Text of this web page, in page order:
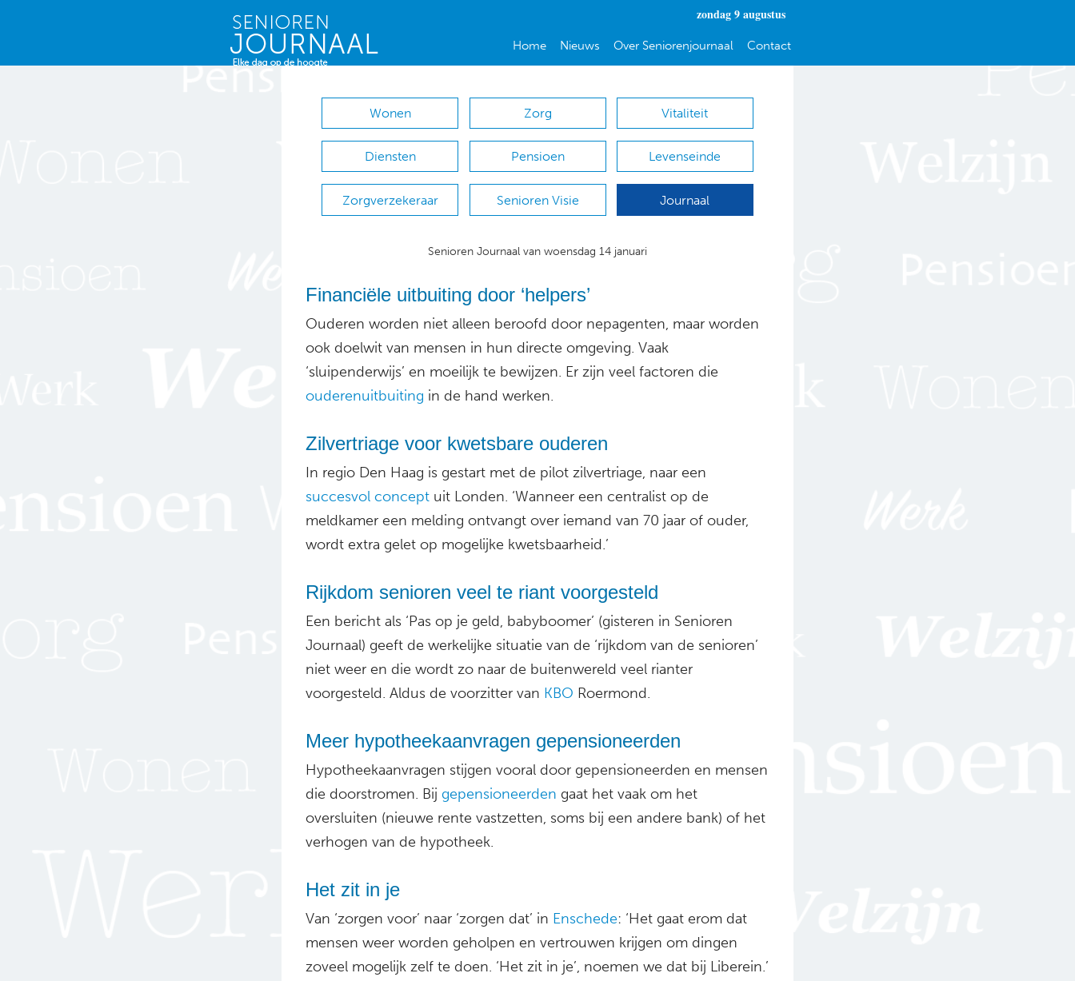
zondag 9 augustus
Home Nieuws Over Seniorenjournaal Contact
Wonen Zorg Vitaliteit
Diensten Pensioen Levenseinde
Zorgverzekeraar Senioren Visie Journaal
Senioren Journaal van woensdag 14 januari
Financiële uitbuiting door ‘helpers’
Ouderen worden niet alleen beroofd door nepagenten, maar worden
ook doelwit van mensen in hun directe omgeving. Vaak
‘sluipenderwijs’ en moeilijk te bewijzen. Er zijn veel factoren die
ouderenuitbuiting in de hand werken.
Zilvertriage voor kwetsbare ouderen
In regio Den Haag is gestart met de pilot zilvertriage, naar een
succesvol concept uit Londen. ‘Wanneer een centralist op de
meldkamer een melding ontvangt over iemand van 70 jaar of ouder,
wordt extra gelet op mogelijke kwetsbaarheid.’
Rijkdom senioren veel te riant voorgesteld
Een bericht als ‘Pas op je geld, babyboomer’ (gisteren in Senioren
Journaal) geeft de werkelijke situatie van de ‘rijkdom van de senioren’
niet weer en die wordt zo naar de buitenwereld veel rianter
voorgesteld. Aldus de voorzitter van KBO Roermond.
Meer hypotheekaanvragen gepensioneerden
Hypotheekaanvragen stijgen vooral door gepensioneerden en mensen
die doorstromen. Bij gepensioneerden gaat het vaak om het
oversluiten (nieuwe rente vastzetten, soms bij een andere bank) of het
verhogen van de hypotheek.
Het zit in je
Van ‘zorgen voor’ naar ‘zorgen dat’ in Enschede: ‘Het gaat erom dat
mensen weer worden geholpen en vertrouwen krijgen om dingen
zoveel mogelijk zelf te doen. ‘Het zit in je’, noemen we dat bij Liberein.’